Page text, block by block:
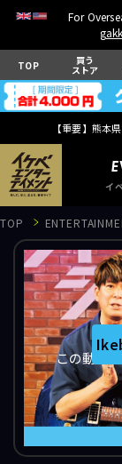
For
TOP 買う
ストア
【重要】熊本
イ
EVENT
MOVIE
TOP
この動画